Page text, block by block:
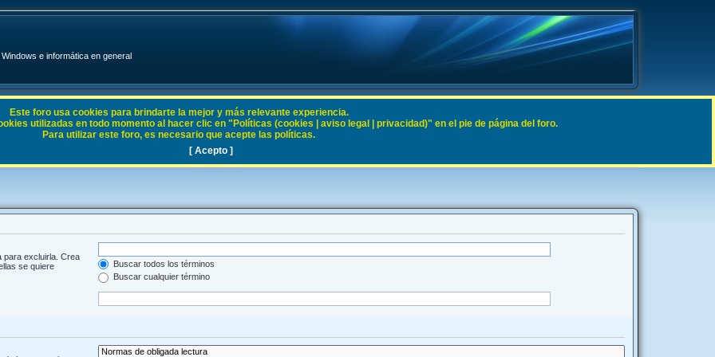
e informática en general
para excluirla. Crea
se quiere
Buscar todos los términos
Buscar cualquier término
Este foro usa cookies para brindarte la mejor y más relevante experiencia.
utilizadas en todo momento al hacer clic en "Políticas (cookies | aviso legal | privacidad)" en el pie de página del foro.
Para utilizar este foro, es necesario que acepte las políticas.
[ Acepto ]